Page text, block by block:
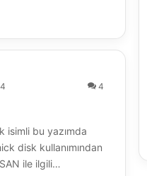
4
isimli bu yazımda
disk kullanımından
ile ilgili…